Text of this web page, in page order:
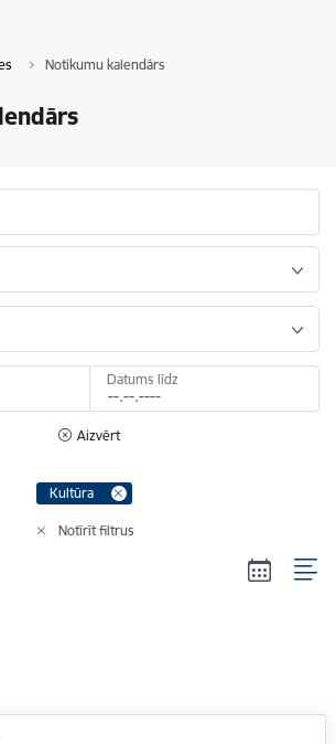
Notikumu kalendārs
Datums līdz
Aizvērt
Kultūra
Notīrīt filtrus